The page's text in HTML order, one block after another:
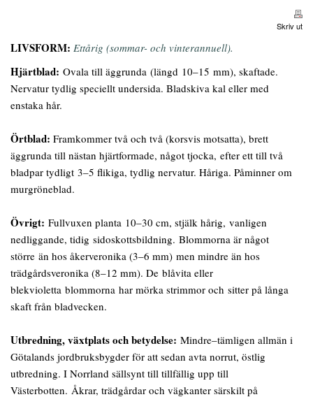
Skriv ut
LIVSFORM: Ettårig (sommar- och vinterannuell).
Hjärtblad: Ovala till äggrunda (längd 10–15 mm), skaftade.
Nervatur tydlig speciellt undersida. Bladskiva kal eller med
enstaka hår.
Örtblad: Framkommer två och två (korsvis motsatta), brett
äggrunda till nästan hjärtformade, något tjocka, efter ett till två
bladpar tydligt 3–5 flikiga, tydlig nervatur. Håriga. Påminner om
murgröneblad.
Övrigt: Fullvuxen planta 10–30 cm, stjälk hårig, vanligen
nedliggande, tidig sidoskottsbildning. Blommorna är något
större än hos åkerveronika (3–6 mm) men mindre än hos
trädgårdsveronika (8–12 mm). De blåvita eller
blekvioletta blommorna har mörka strimmor och sitter på långa
skaft från bladvecken.
Utbredning, växtplats ochbetydelse: Mindre–tämligen allmän i
Götalands jordbruksbygder för att sedan avta norrut, östlig
utbredning. I Norrland sällsynt till tillfällig upp till
Västerbotten. Åkrar, trädgårdar och vägkanter särskilt på